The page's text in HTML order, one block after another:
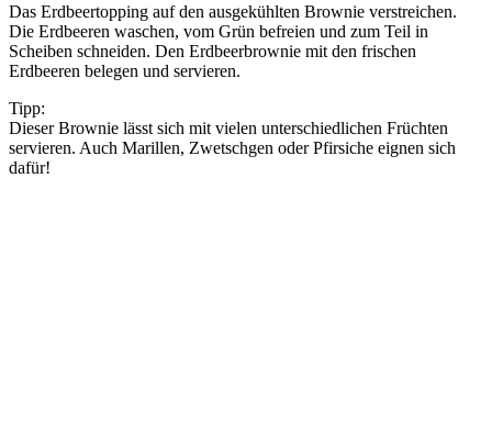
Das Erdbeertopping auf den ausgekühlten Brownie verstreichen.
Die Erdbeeren waschen, vom Grün befreien und zum Teil in
Scheiben schneiden. Den Erdbeerbrownie mit den frischen
Erdbeeren belegen und servieren.
Tipp:
Dieser Brownie lässt sich mit vielen unterschiedlichen Früchten
servieren. Auch Marillen, Zwetschgen oder Pfirsiche eignen sich
dafür!